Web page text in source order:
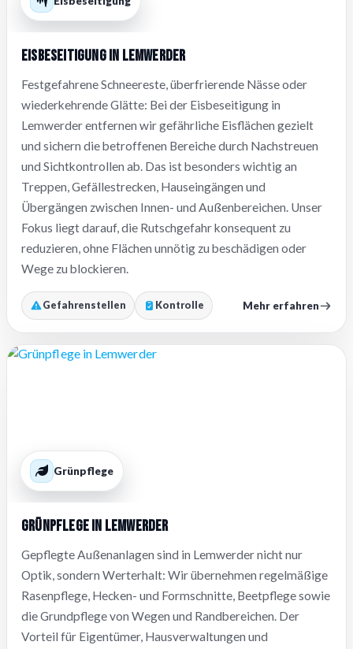
Eisbeseitigung in Lemwerder
Festgefahrene Schneereste, überfrierende Nässe oder
wiederkehrende Glätte: Bei der Eisbeseitigung in
Lemwerder entfernen wir gefährliche Eisflächen gezielt
und sichern die betroffenen Bereiche durch Nachstreuen
und Sichtkontrollen ab. Das ist besonders wichtig an
Treppen, Gefällestrecken, Hauseingängen und
Übergängen zwischen Innen- und Außenbereichen. Unser
Fokus liegt darauf, die Rutschgefahr konsequent zu
reduzieren, ohne Flächen unnötig zu beschädigen oder
Wege zu blockieren.
Gefahrenstellen Kontrolle Mehr erfahren
Grünpflege
Grünpflege in Lemwerder
Gepflegte Außenanlagen sind in Lemwerder nicht nur
Optik, sondern Werterhalt: Wir übernehmen regelmäßige
Rasenpflege, Hecken- und Formschnitte, Beetpflege sowie
die Grundpflege von Wegen und Randbereichen. Der
Vorteil für Eigentümer, Hausverwaltungen und